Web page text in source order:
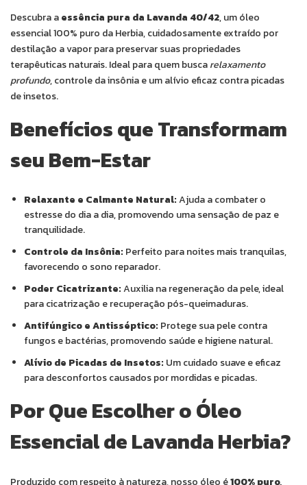
Descubra aessência pura da Lavanda 40/42, um óleo
essencial 100% puro da Herbia, cuidadosamente extraído por
destilação a vapor para preservar suas propriedades
terapêuticas naturais. Ideal para quem buscarelaxamento
profundo, controle da insônia e um alívio eficaz contra picadas
de insetos.
Benefícios que Transformam
seu Bem-Estar
Relaxante e Calmante Natural:Ajuda a combater o
estresse do dia a dia, promovendo uma sensação de paz e
tranquilidade.
Controle da Insônia: Perfeito para noites mais tranquilas,
favorecendo o sono reparador.
Poder Cicatrizante:Auxilia na regeneração da pele, ideal
para cicatrização e recuperação pós-queimaduras.
Antifúngico e Antisséptico: Protege sua pele contra
fungos e bactérias, promovendo saúde e higiene natural.
Alívio de Picadas de Insetos: Um cuidado suave e eficaz
para desconfortos causados por mordidas e picadas.
Por Que Escolher o Óleo
Essencial de Lavanda Herbia?
Produzido com respeito à natureza, nosso óleo é100% puro,